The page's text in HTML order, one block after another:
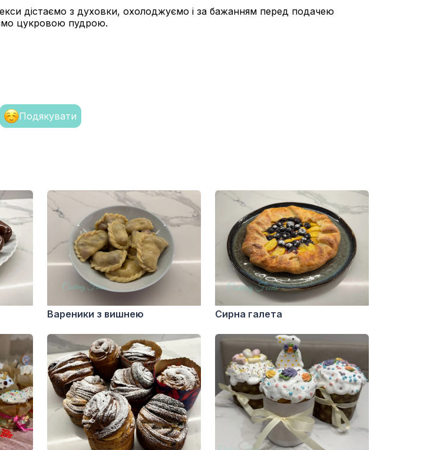
дістаємо з духовки, охолоджуємо і за бажанням перед подачею
цукровою пудрою.
Подякувати
Вареники з вишнею Сирна галета